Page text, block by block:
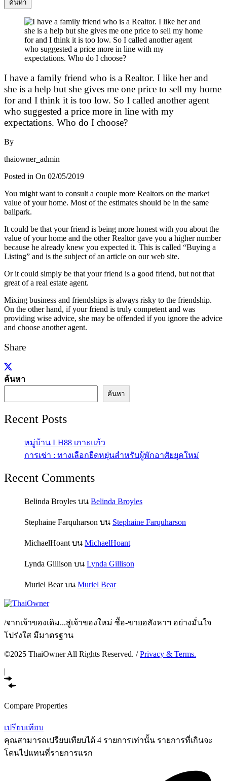
ค้นหา
I have a family friend who is a Realtor. I like her and
she is a help but she gives me one price to sell my home
for and I think it is too low. So I called another agent
who suggested a price more in line with my
expectations. Who do I choose?
By
thaiowner_admin
Posted in On 02/05/2019
You might want to consult a couple more Realtors on the market
value of your home. Most of the estimates should be in the same
ballpark.
It could be that your friend is being more honest with you about the
value of your home and the other Realtor gave you a higher number
because he already knew you expected it. This is called “Buying a
Listing” and is the subject of an article on our web site.
Or it could simply be that your friend is a good friend, but not that
great of a real estate agent.
Mixing business and friendships is always risky to the friendship.
On the other hand, if your friend is truly competent and was
providing wise advice, she may be offended if you ignore the advice
and choose another agent.
Share
ค้นหา
ค้นหา
Recent Posts
หมู่บ้าน LH88 เกาะแก้ว
การเช่า : ทางเลือกยืดหยุ่นสำหรับผู้พักอาศัยยุคใหม่
Recent Comments
Belinda Broyles บน Belinda Broyles
Stephaine Farquharson บน Stephaine Farquharson
MichaelHoant บน MichaelHoant
Lynda Gillison บน Lynda Gillison
Muriel Bearบน Muriel Bear
/จากเจ้าของเดิม...สู่เจ้าของใหม่ ซื้อ-ขายอสังหาฯ อย่างมั่นใจ
โปร่งใส มีมาตรฐาน
©2025 ThaiOwner All Rights Reserved. /Privacy & Terms.
|
Compare Properties
เปรียบเทียบ
คุณสามารถเปรียบเทียบได้ 4 รายการเท่านั้น รายการที่เกินจะ
โดนไปแทนที่รายการแรก